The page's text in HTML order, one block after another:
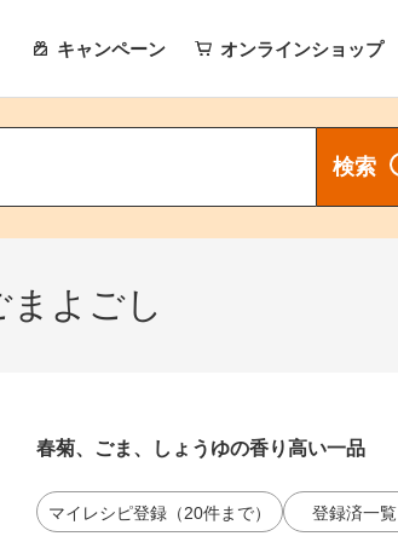
キャンペーン オンラインショップ
検索
まよごし
春菊、ごま、しょうゆの香り高い一品
マイレシピ登録（20件まで） 登録済一覧